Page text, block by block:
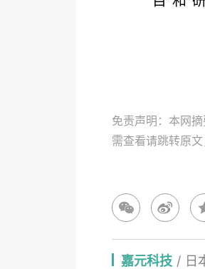
免责声明：本网
需查看请跳转原
嘉元科技 / 日